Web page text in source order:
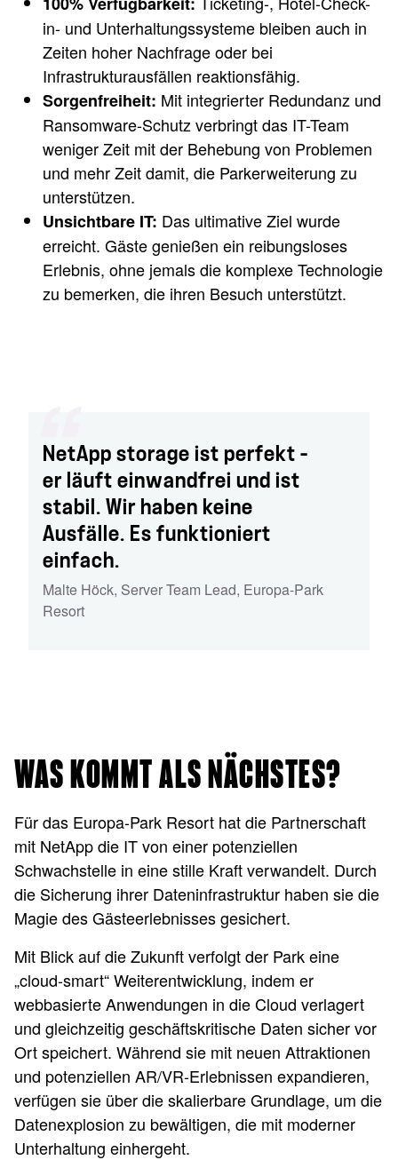
in- und Unterhaltungssysteme bleiben auch in
Zeiten hoher Nachfrage oder bei
Infrastrukturausfällen reaktionsfähig.
Sorgenfreiheit: Mit integrierter Redundanz und
Ransomware-Schutz verbringt das IT-Team
weniger Zeit mit der Behebung von Problemen
und mehr Zeit damit, die Parkerweiterung zu
unterstützen.
Unsichtbare IT: Das ultimative Ziel wurde
erreicht. Gäste genießen ein reibungsloses
Erlebnis, ohne jemals die komplexe Technologie
zu bemerken, die ihren Besuch unterstützt.
NetApp storage ist perfekt –
er läuft einwandfrei und ist
stabil. Wir haben keine
Ausfälle. Es funktioniert
einfach.
Malte Höck, Server Team Lead, Europa-Park
Resort
WAS KOMMT ALS NÄCHSTES?
Für das Europa-Park Resort hat die Partnerschaft
mit NetApp die IT von einer potenziellen
Schwachstelle in eine stille Kraft verwandelt. Durch
die Sicherung ihrer Dateninfrastruktur haben sie die
Magie des Gästeerlebnisses gesichert.
Mit Blick auf die Zukunft verfolgt der Park eine
„cloud-smart“ Weiterentwicklung, indem er
webbasierte Anwendungen in die Cloud verlagert
und gleichzeitig geschäftskritische Daten sicher vor
Ort speichert. Während sie mit neuen Attraktionen
und potenziellen AR/VR-Erlebnissen expandieren,
verfügen sie über die skalierbare Grundlage, um die
Datenexplosion zu bewältigen, die mit moderner
Unterhaltung einhergeht.